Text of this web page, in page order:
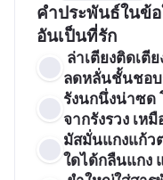
คำประพันธ์ในข้
อันเป็นที่รัก
ลดหลั่นชั้นชอ
รังนกนึ่งน่าซด
จากรังรวง เห
มัสมั่นแกงแก้ว
ใดได้กลืนแกง